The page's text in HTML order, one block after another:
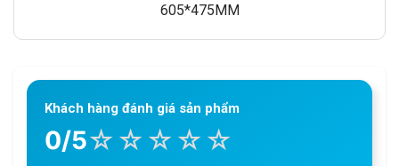
605*475MM
Khách hàng đánh giá sản phẩm
0/5☆ ☆ ☆ ☆ ☆